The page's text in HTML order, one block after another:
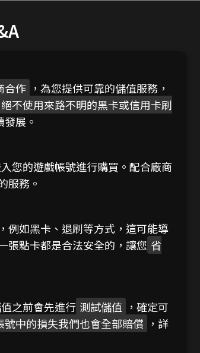
合作 ，為您提供可靠的儲值服務，
絕不使用來路不明的黑卡或信用卡刷
展。
您的遊戲帳號進行購買。配合廠商
服務。
，例如黑卡、退刷等方式，這可能導
張點卡都是合法安全的，讓您 省
之前會先進行 測試儲值 ，確定可
號中的損失我們也會全部賠償 ，詳